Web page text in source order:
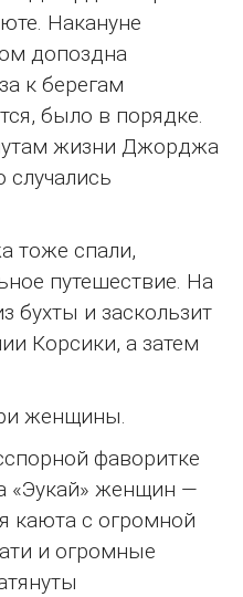
Накануне
допоздна
к берегам
было в порядке.
жизни Джорджа
тоже спали,
путешествие. На
бухты и заскользит
Корсики, а затем
женщины.
фаворитке
«Эукай» женщин —
каюта с огромной
и огромные